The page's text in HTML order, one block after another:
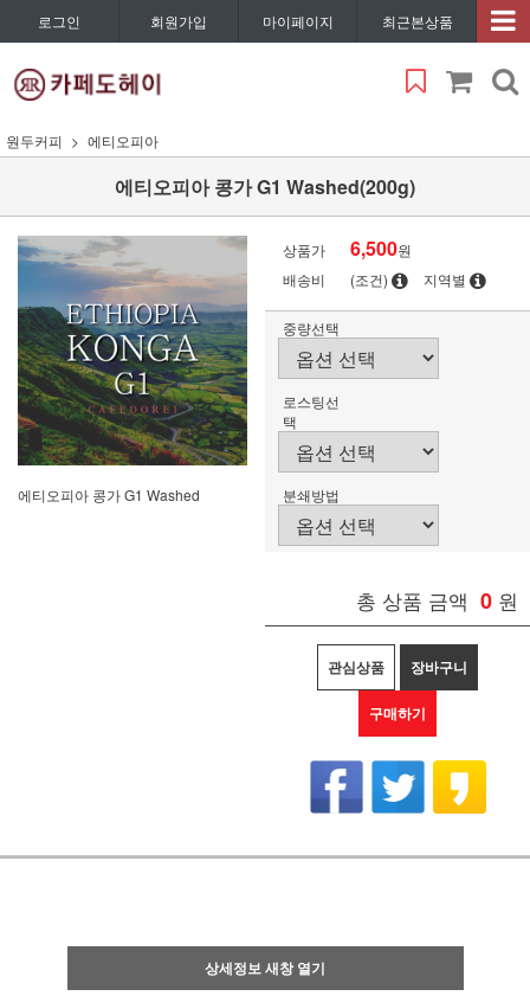
로그인 회원가입 마이페이지 최근본상품
원두커피 에티오피아
에티오피아 콩가 G1 Washed(200g)
에티오피아 콩가 G1 Washed
상품가 6,500원
배송비
(조건) 지역별
중량선택
로스팅선
택
분쇄방법
총 상품 금액 0 원
관심상품 장바구니
구매하기
상세정보 새창 열기